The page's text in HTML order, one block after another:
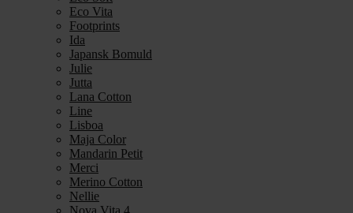
Eco Vita
Footprints
Ida
Japansk Bomuld
Julie
Jutta
Lana Cotton
Line
Lisboa
Maja Color
Mandarin Petit
Merci
Merino Cotton
Nellie
Nova Vita 4